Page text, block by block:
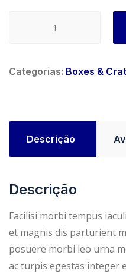
i
a
l
e
Box
Categorias: Boxes &
Descrição
Descrição
Facilisi morbi tempus
et magnis dis parturient
posuere morbi leo urna
ac turpis egestas integer